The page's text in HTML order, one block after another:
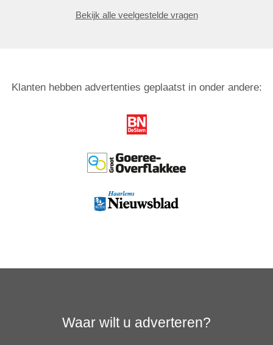
Bekijk alle veelgestelde vragen
Klanten hebben advertenties geplaatst in onder andere:
Waar wilt u adverteren?